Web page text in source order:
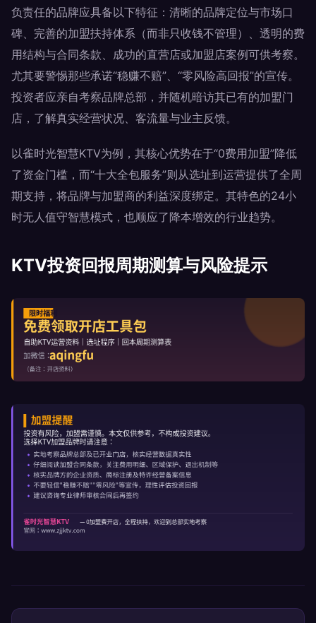
负责任的品牌应具备以下特征：清晰的品牌定位与市场口
碑、完善的加盟扶持体系（而非只收钱不管理）、透明的费
用结构与合同条款、成功的直营店或加盟店案例可供考察。
尤其要警惕那些承诺“稳赚不赔”、“零风险高回报”的宣传。
投资者应亲自考察品牌总部，并随机暗访其已有的加盟门
店，了解真实经营状况、客流量与业主反馈。
以雀时光智慧KTV为例，其核心优势在于“0费用加盟”降低
了资金门槛，而“十大全包服务”则从选址到运营提供了全周
期支持，将品牌与加盟商的利益深度绑定。其特色的24小
时无人值守智慧模式，也顺应了降本增效的行业趋势。
KTV投资回报周期测算与风险提示